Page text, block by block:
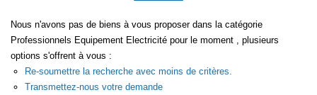
NOTRE AGENCE
CONTACT
Budget max Plus de critères
Nous n'avons pas de biens à vous proposer dans la catégorie
Professionnels Equipement Electricité pour le moment , plusieurs
options s'offrent à vous :
Re-soumettre la recherche avec moins de critères.
Transmettez-nous votre demande